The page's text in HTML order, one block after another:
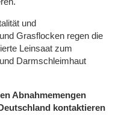
und
Grasflocken regen die
Leinsaat zum
Darmschleimhaut
Abnahmemengen
kontaktieren